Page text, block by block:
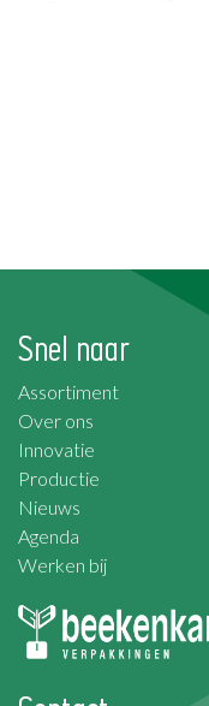
Snel naar
Assortiment
Over ons
Innovatie
Productie
Nieuws
Agenda
Werken bij